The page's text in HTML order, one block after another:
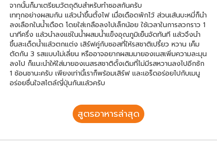
จากนั้นก็มาเตรียมวัตถุดิบสำหรับทำซอสกันครับ
เททุกอย่างผสมกัน แล้วนำขึ้นตั้งไฟ เมื่อเดือดพักไว้ ส่วนเส้นบะหมี่ก็นำ
ลงเลือกในน้ำเดือด โดยใส่เกลือลงไปเล็กน้อย ใช้เวลาในการลวกราว 1
นาทีครึ่ง แล้วนำลงแช่ในน้ำผสมน้ำแข็งอุณภูมิเย็นจัดทันที แล้วจึงนำ
ขึ้นสะเด็ดน้ำแล้วตกแต่ง เสิร์ฟคู่กับซอสที่ให้รสชาติเปรี้ยว หวาน เค็ม
ตัดกัน 3 รสแบบไม่เลี่ยน หรืออาจอยากผสมมายองเนสเพิ่มความละมุน
ลงไป ก็แนะนำให้ใส่มายองเนสรสชาติดั้งเดิมที่ไม่มีรสหวานลงไปอีกซัก
1 ช้อนชานะครับ เพียงเท่านี้เราก็พร้อมเสิร์ฟ และเอร็ดอร่อยไปกับเมนู
อร่อยชื่นใจสไตล์ญี่ปุ่นกันแล้วครับ
สูตรอาหารล่าสุด